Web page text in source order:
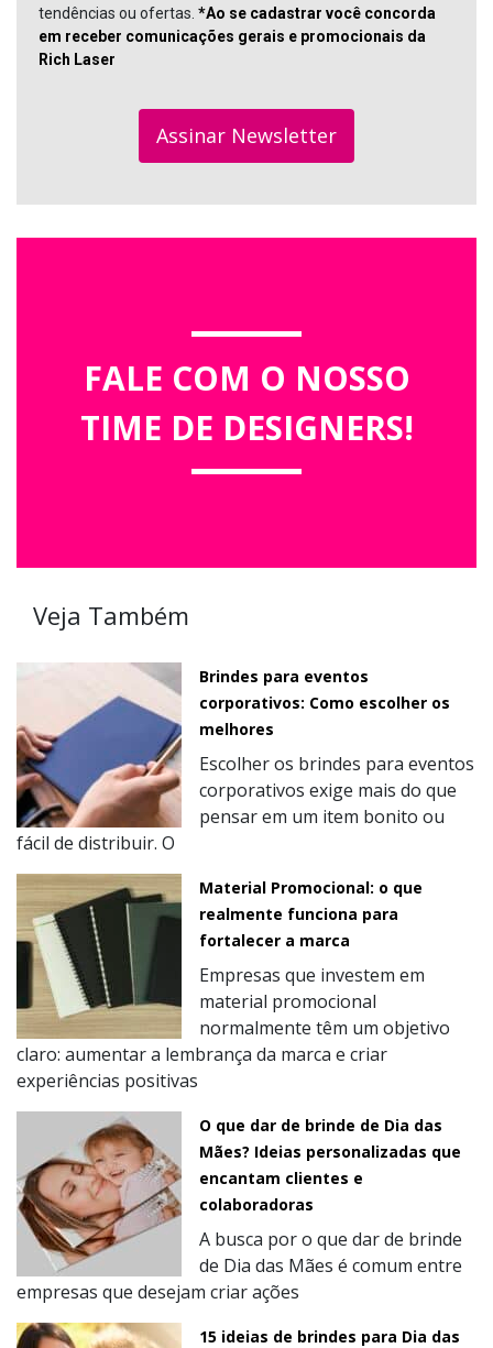
tendências ou ofertas. *Ao se cadastrar você concorda
em receber comunicações gerais e promocionais da
Rich Laser
Assinar Newsletter
FALE COM O NOSSO
TIME DE DESIGNERS!
Veja Também
Brindes para eventos
corporativos: Como escolher os
melhores
Escolher os brindes para eventos
corporativos exige mais do que
pensar em um item bonito ou
fácil de distribuir. O
Material Promocional: o que
realmente funciona para
fortalecer a marca
Empresas que investem em
material promocional
normalmente têm um objetivo
claro: aumentar a lembrança da marca e criar
experiências positivas
O que dar de brinde de Dia das
Mães? Ideias personalizadas que
encantam clientes e
colaboradoras
A busca por o que dar de brinde
de Dia das Mães é comum entre
empresas que desejam criar ações
15 ideias de brindes para Dia das